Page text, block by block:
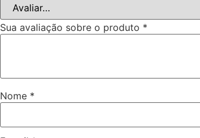
Sua avaliação sobre o produto *
Nome *